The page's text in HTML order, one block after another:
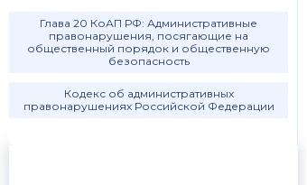
Глава 20 КоАП РФ: Административные
правонарушения, посягающие на
общественный порядок и общественную
безопасность
Кодекс об административных
правонарушениях Российской Федерации